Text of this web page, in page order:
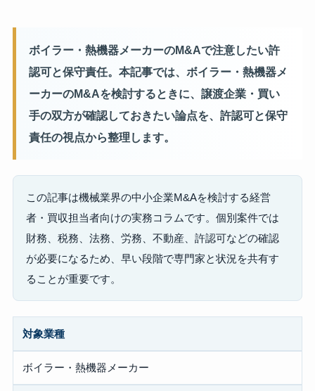
ボイラー・熱機器メーカーのM&Aで注意したい許
認可と保守責任。本記事では、ボイラー・熱機器メ
ーカーのM&Aを検討するときに、譲渡企業・買い
手の双方が確認しておきたい論点を、許認可と保守
責任の視点から整理します。
この記事は機械業界の中小企業M&Aを検討する経営
者・買収担当者向けの実務コラムです。個別案件では
財務、税務、法務、労務、不動産、許認可などの確認
が必要になるため、早い段階で専門家と状況を共有す
ることが重要です。
対象業種
ボイラー・熱機器メーカー